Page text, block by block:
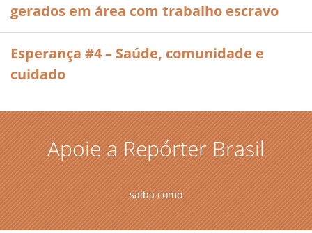
gerados em área com trabalho escravo
Esperança #4 – Saúde, comunidade e
cuidado
Apoie a Repórter Brasil
saiba como